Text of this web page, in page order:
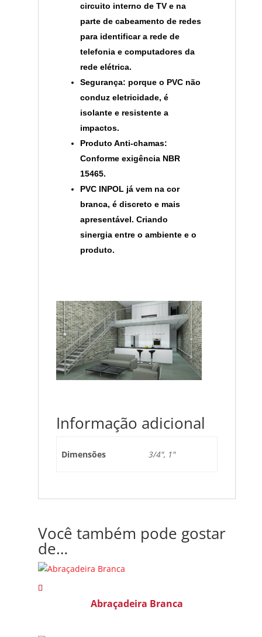
circuito interno de TV e na
parte de cabeamento de redes
para identificar a rede de
telefonia e computadores da
rede elétrica.
Segurança: porque o PVC não
conduz eletricidade, é
isolante e resistente a
impactos.
Produto Anti-chamas:
Conforme exigência NBR
15465.
PVC INPOL já vem na cor
branca, é discreto e mais
apresentável. Criando
sinergia entre o ambiente e o
produto.
Informação adicional
Dimensões 3/4", 1"
Você também pode gostar
de…
Abraçadeira Branca